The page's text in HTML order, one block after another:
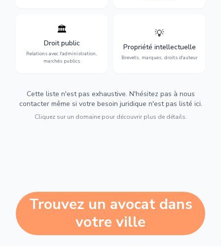
🏛️
Droit public
Relations avec l'administration,
marchés publics
Gestion de vos relations
avec l'administration :
marchés publics,
urbanisme et contentieux.
💡
Propriété intellectuelle
Brevets, marques, droits d'auteur
Protection de vos créations
d'auteur et lutte contre la
contrefaçon.
Cette liste n'est pas exhaustive. N'hésitez pas à nous
contacter même si votre besoin juridique n'est pas listé ici.
Cliquez sur un domaine pour découvrir plus de détails.
Trouvez un avocat dans
votre ville